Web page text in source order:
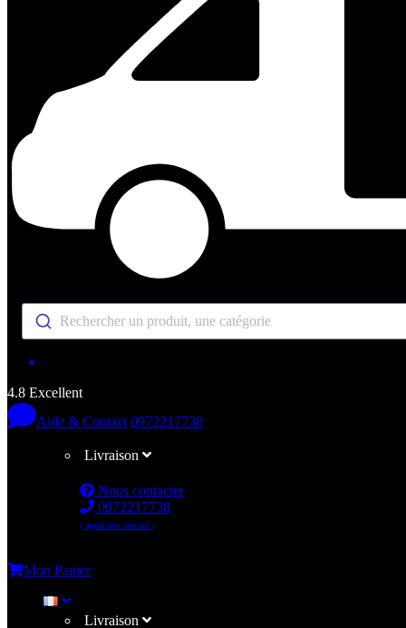
Rechercher un produit, une catégorie
4.8 Excellent
Aide & Contact 0972217738
Livraison
Nous contacter
0972217738
( appel non surtaxé )
Mon Panier
Livraison